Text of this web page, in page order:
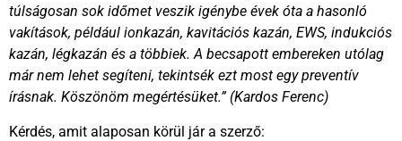
túlságosan sok időmet veszik igénybe évek óta a hasonló
vakítások, például ionkazán, kavitációs kazán, EWS, indukciós
kazán, légkazán és a többiek. A becsapott embereken utólag
már nem lehet segíteni, tekintsék ezt most egy preventív
írásnak. Köszönöm megértésüket.” (Kardos Ferenc)
Kérdés, amit alaposan körül jár a szerző: